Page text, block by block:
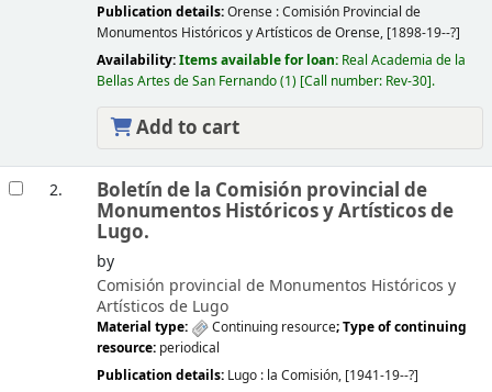
Publication details:Orense :Comisión Provincial de
Monumentos Históricos y Artísticos de Orense, [1898-19--?]
Availability:Items available for loan: Real Academia de la
Bellas Artes de San Fernando(1) Call number: Rev-30 .
Add to cart
2. Boletín de la Comisión provincial de
Monumentos Históricos y Artísticos de
Lugo.
by
Comisión provincial de Monumentos Históricos y
Artísticos de Lugo
Material type: Continuing resource; Type of continuing
resource: periodical
Publication details: Lugo : la Comisión, [1941-19--?]